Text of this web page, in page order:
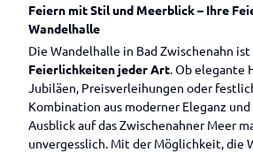
Feiern mit Stil und Meerblick – Ihre
Wandelhalle
Die Wandelhalle in Bad Zwischenahn
Feierlichkeiten jeder Art . Ob
Jubiläen, Preisverleihungen oder
Kombination aus moderner Eleganz
Ausblick auf das Zwischenahner Meer
unvergesslich. Mit der Möglichkeit, die